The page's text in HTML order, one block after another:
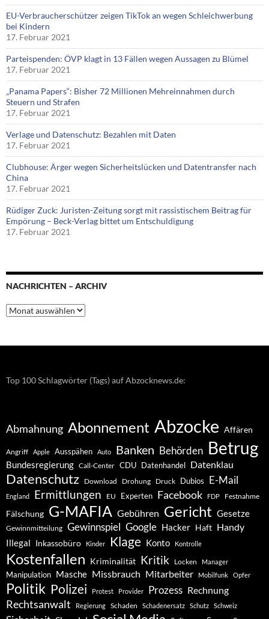
EU-Verbraucherschützer zeigen TikTok an wegen Schleichwerbung
bei Kindern
17. Februar 2021
Parteispenden: ÖVP klagt in 13 Fällen wegen Aussagen zu Blümel
17. Februar 2021
„Panama Papers“: Bisher 72 Millionen Mehreinnahmen durch
Steuern und Strafen
17. Februar 2021
Verlage und Datenschutz: Bezahlen mit Daten
17. Februar 2021
Clubhouse: Ärger wegen Sicherheitslücken und Datentransfer nach
China
17. Februar 2021
Rüdiger Zuck: Juristen-Zeitung sorgt mit rassistischem Beitrag für
Empörung – Beck-Verlag bittet um Entschuldigung
17. Februar 2021
NACHRICHTEN – ARCHIV
Nachrichten
–
Top 100 Schlagwörter (Tags) auf Abzocknews.de:
Abmahnung Abonnement Abzocke Affären
Angriff Apple Ausspähen Auto Banken Behörden Betrug
Bundesregierung Call-Center CDU Datenhandel Datenklau
Datenschutz Download Drohung Druck Dubios E-Mail
England Ermittlungen EU Experten Facebook FDP Festnahme
Fälschung G-MAFIA Gebühren Gericht Gesetze
Gewinnmitteilung Gewinnspiel Google Hacker Haft Handy
Illegal Inkassobüro Kinder Klage Konto Kontrolle
Kostenfallen Kriminalität Kritik Locken Manager
Manipulation Masche Missbrauch Mitarbeiter Mobilfunk Opfer
Politik Polizei Protest Provider Prozess Rechnung
Rechtsanwalt Regierung Schaden Schadenersatz Schutz Schweiz